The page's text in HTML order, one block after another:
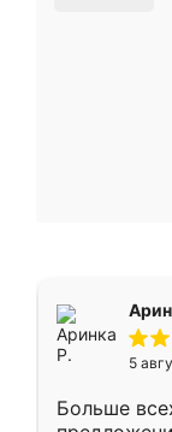
5
Больше